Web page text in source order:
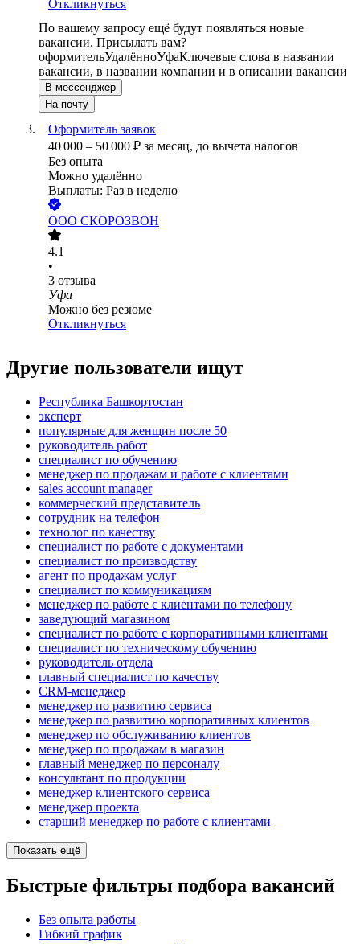
Откликнуться
По вашему запросу ещё будут появляться новые
вакансии. Присылать вам?
оформительУдалённоУфаКлючевые слова в названии
вакансии, в названии компании и в описании вакансии
В мессенджер
На почту
Оформитель заявок
40 000 – 50 000 ₽ за месяц, до вычета налогов
Без опыта
Можно удалённо
Выплаты: Раз в неделю
ООО СКОРОЗВОН
4.1
•
3 отзыва
Уфа
Можно без резюме
Откликнуться
Другие пользователи ищут
Республика Башкортостан
эксперт
популярные для женщин после 50
руководитель работ
специалист по обучению
менеджер по продажам и работе с клиентами
sales account manager
коммерческий представитель
сотрудник на телефон
технолог по качеству
специалист по работе с документами
специалист по производству
агент по продажам услуг
специалист по коммуникациям
менеджер по работе с клиентами по телефону
заведующий магазином
специалист по работе с корпоративными клиентами
специалист по техническому обучению
руководитель отдела
главный специалист по качеству
CRM-менеджер
менеджер по развитию сервиса
менеджер по развитию корпоративных клиентов
менеджер по обслуживанию клиентов
менеджер по продажам в магазин
главный менеджер по персоналу
консультант по продукции
менеджер клиентского сервиса
менеджер проекта
старший менеджер по работе с клиентами
Показать ещё
Быстрые фильтры подбора вакансий
Без опыта работы
Гибкий график